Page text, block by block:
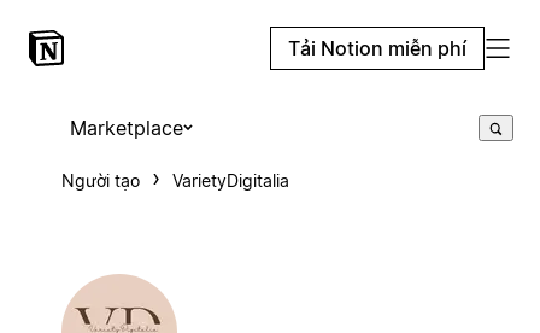
Tải Notion miễn phí
Marketplace
Người tạo VarietyDigitalia